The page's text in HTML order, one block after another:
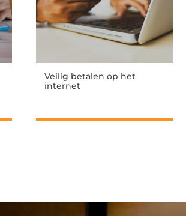
Veilig betalen op het
internet